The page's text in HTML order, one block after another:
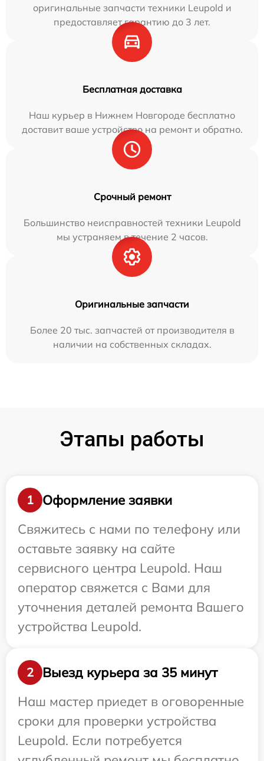
оригинальные запчасти техники Leupold и
предоставляет гарантию до 3 лет.
Бесплатная доставка
Наш курьер в Нижнем Новгороде бесплатно
доставит ваше устройство на ремонт и обратно.
Срочный ремонт
Большинство неисправностей техники Leupold
мы устраняем в течение 2 часов.
Оригинальные запчасти
Более 20 тыс. запчастей от производителя в
наличии на собственных складах.
Этапы работы
1
Оформление заявки
Свяжитесь с нами по телефону или
оставьте заявку на сайте
сервисного центра Leupold. Наш
оператор свяжется с Вами для
уточнения деталей ремонта Вашего
устройства Leupold.
2
Выезд курьера за 35 минут
Наш мастер приедет в оговоренные
сроки для проверки устройства
Leupold. Если потребуется